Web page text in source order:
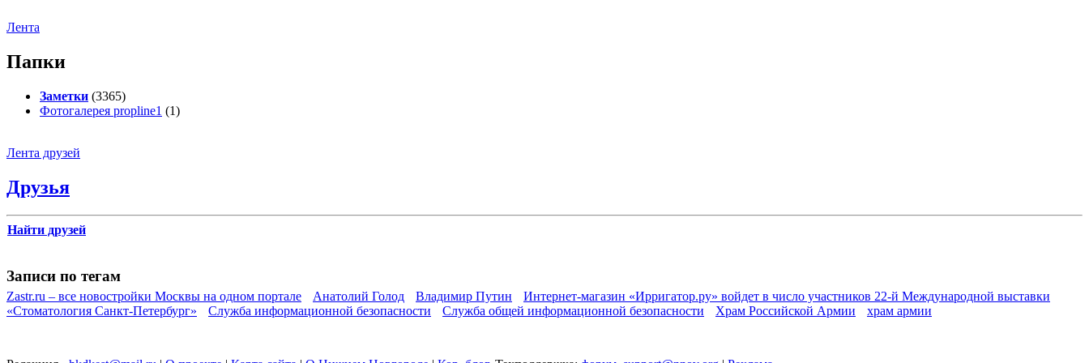
Лента
Папки
Заметки (3365)
Фотогалерея propline1 (1)
Лента друзей
Друзья
Найти друзей
Записи по тегам
Zastr.ru – все новостройки Москвы на одном портале Анатолий Голод Владимир Путин
Интернет-магазин «Ирригатор.ру» войдет в число участников 22-й Международной выставки
«Стоматология Санкт-Петербург»
Служба информационной безопасности Служба общей информационной безопасности Храм Российской Армии храм армии